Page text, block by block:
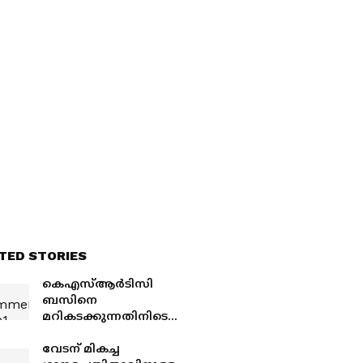
STORIES
കെഎസ്ആര്‍ടിസി
ബസിനെ
മറികടക്കുന്നതിനിടെ
തെറിച്ചുവീണ യുവാവിന്‍റെ
വേടന് മികച്ച